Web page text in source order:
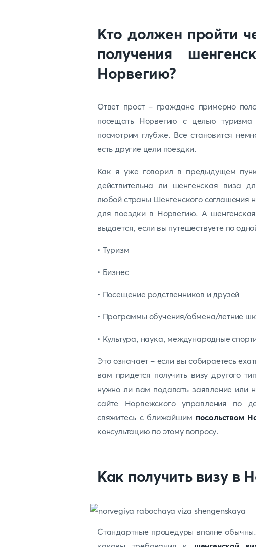
Кто должен пройти
получения
Норвегию?
Ответ прост - граждане примерно
посещать Норвегию с целью
посмотрим глубже. Все становится
есть другие цели поездки.
Как я уже говорил в предыдущем
действительна ли шенгенская виза
любой страны Шенгенского соглашения
для поездки в Норвегию. А
выдается, если вы путешествуете по
• Туризм
• Бизнес
• Посещение родственников и друзей
• Программы обучения/обмена/летние
• Культура, наука, международные
Это означает - если вы собираетесь
вам придется получить визу другого
нужно ли вам подавать заявление или
сайте Норвежского управления по
свяжитесь с ближайшим посольством
консультацию по этому вопросу.
Как получить визу в
Стандартные процедуры вполне